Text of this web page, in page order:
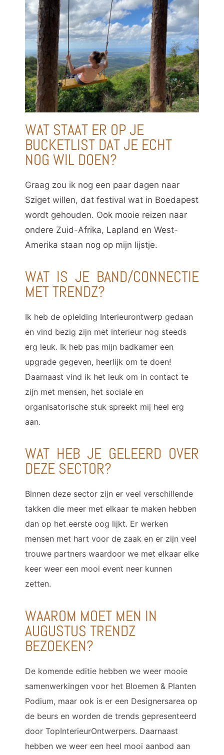
WAT STAAT ER OP JE
BUCKETLIST DAT JE ECHT
NOG WIL DOEN?
Graag zou ik nog een paar dagen naar
Sziget willen, dat festival wat in Boedapest
wordt gehouden. Ook mooie reizen naar
ondere Zuid-Afrika, Lapland en West-
Amerika staan nog op mijn lijstje.
WAT IS JE BAND/CONNECTIE
MET TRENDZ?
Ik heb de opleiding Interieurontwerp gedaan
en vind bezig zijn met interieur nog steeds
erg leuk. Ik heb pas mijn badkamer een
upgrade gegeven, heerlijk om te doen!
Daarnaast vind ik het leuk om in contact te
zijn met mensen, het sociale en
organisatorische stuk spreekt mij heel erg
aan.
WAT HEB JE GELEERD OVER
DEZE SECTOR?
Binnen deze sector zijn er veel verschillende
takken die meer met elkaar te maken hebben
dan op het eerste oog lijkt. Er werken
mensen met hart voor de zaak en er zijn veel
trouwe partners waardoor we met elkaar elke
keer weer een mooi event neer kunnen
zetten.
WAAROM MOET MEN IN
AUGUSTUS TRENDZ
BEZOEKEN?
De komende editie hebben we weer mooie
samenwerkingen voor het Bloemen & Planten
Podium, maar ook is er een Designersarea op
de beurs en worden de trends gepresenteerd
door TopInterieurOntwerpers. Daarnaast
hebben we weer een heel mooi aanbod aan